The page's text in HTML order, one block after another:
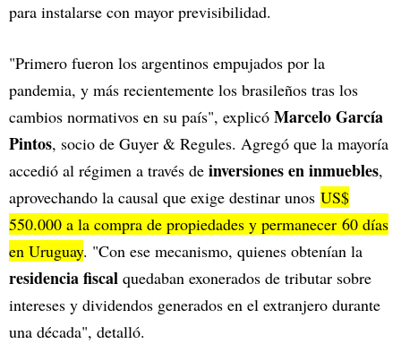
para instalarse con mayor previsibilidad.
"Primero fueron los argentinos empujados por la
pandemia, y más recientemente los brasileños tras los
cambios normativos en su país", explicó Marcelo García
Pintos, socio de Guyer & Regules. Agregó que la mayoría
accedió al régimen a través de inversiones en inmuebles,
aprovechando la causal que exige destinar unos US$
550.000 a la compra de propiedades y permanecer 60 días
en Uruguay. "Con ese mecanismo, quienes obtenían la
residencia fiscal quedaban exonerados de tributar sobre
intereses y dividendos generados en el extranjero durante
una década", detalló.